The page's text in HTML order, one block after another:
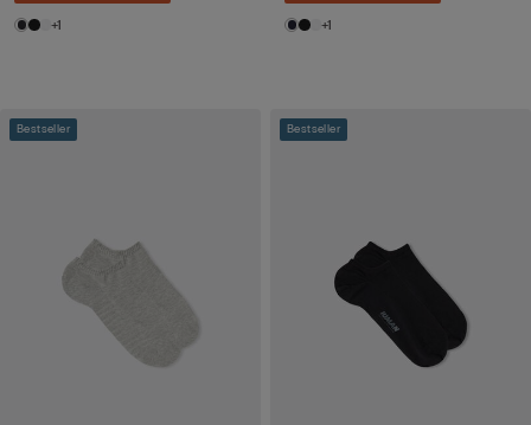
+1 +1
Bestseller Bestseller